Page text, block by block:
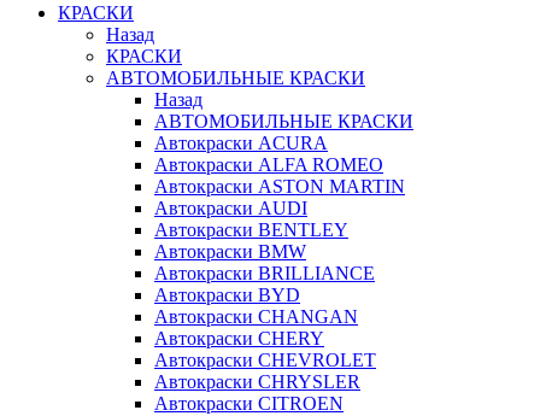
КРАСКИ
Назад
КРАСКИ
АВТОМОБИЛЬНЫЕ КРАСКИ
Назад
АВТОМОБИЛЬНЫЕ КРАСКИ
Автокраски ACURA
Автокраски ALFA ROMEO
Автокраски ASTON MARTIN
Автокраски AUDI
Автокраски BENTLEY
Автокраски BMW
Автокраски BRILLIANCE
Автокраски BYD
Автокраски CHANGAN
Автокраски CHERY
Автокраски CHEVROLET
Автокраски CHRYSLER
Автокраски CITROEN